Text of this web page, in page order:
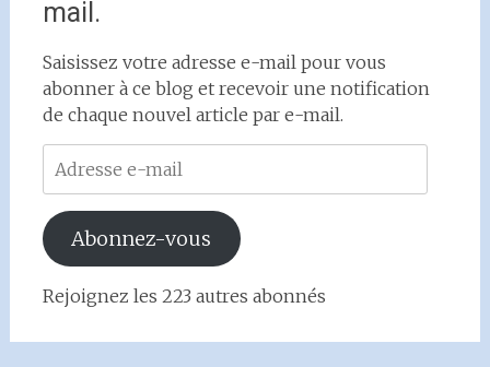
mail.
Saisissez votre adresse e-mail pour vous
abonner à ce blog et recevoir une notification
de chaque nouvel article par e-mail.
Adresse
e-
mail
Abonnez-vous
Rejoignez les 223 autres abonnés